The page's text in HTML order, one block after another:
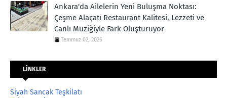
Ankara'da Ailelerin Yeni Buluşma Noktası:
Çeşme Alaçatı Restaurant Kalitesi, Lezzeti ve
Canlı Müziğiyle Fark Oluşturuyor
Temmuz 02, 2026
LİNKLER
Siyah Sancak Teşkilatı